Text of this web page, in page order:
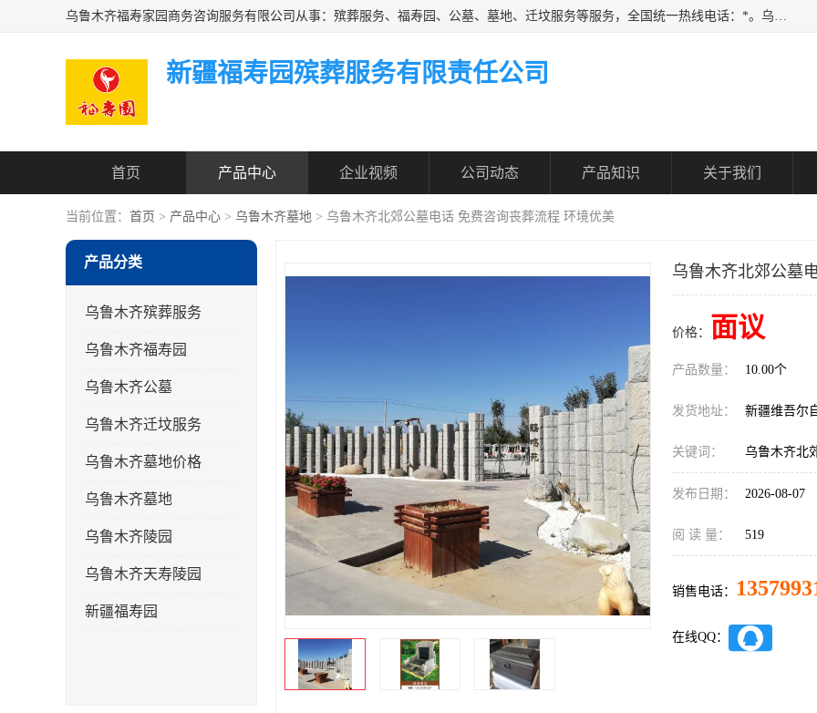
乌鲁木齐福寿家园商务咨询服务有限公司从事：殡葬服务、福寿园、公墓、墓地、迁坟服务等服务，全国统一热线电话：*。乌鲁木齐福寿家园商务咨询服务有限公司提供多种一条龙服务套餐，满足各阶层的实际需求。实实在在做到省心、省力、省钱。
新疆福寿园殡葬服务有限责任公司
首页 产品中心 企业视频 公司动态 产品知识 关于我们
当前位置： 首页 > 产品中心 > 乌鲁木齐墓地 > 乌鲁木齐北郊公墓电话 免费咨询丧葬流程 环境优美
产品分类
乌鲁木齐殡葬服务
乌鲁木齐福寿园
乌鲁木齐公墓
乌鲁木齐迁坟服务
乌鲁木齐墓地价格
乌鲁木齐墓地
乌鲁木齐陵园
乌鲁木齐天寿陵园
新疆福寿园
乌鲁木齐北郊公墓
价格： 面议
产品数量： 10.00个
发货地址： 新疆维吾尔
关键词： 乌鲁木齐北
发布日期： 2026-08-07
阅 读 量： 519
销售电话：
在线QQ：